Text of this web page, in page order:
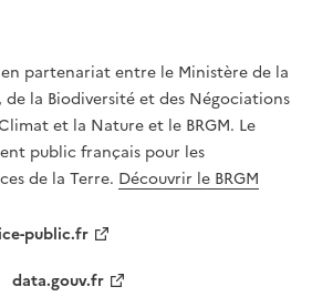
T
É
,
É
G
A
L
F
partenariat entre le Ministère de la
la Biodiversité et des Négociations
et la Nature et le BRGM. Le
public français pour les
de la Terre. Découvrir le BRGM
public.fr
data.gouv.fr